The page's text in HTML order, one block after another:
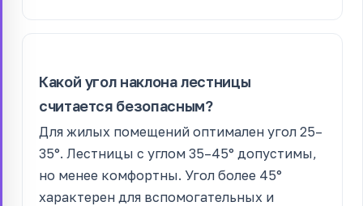
Какой угол наклона лестницы
считается безопасным?
Для жилых помещений оптимален угол 25–
35°. Лестницы с углом 35–45° допустимы,
но менее комфортны. Угол более 45°
характерен для вспомогательных и